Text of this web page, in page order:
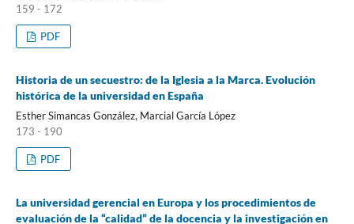
159 - 172
PDF
Historia de un secuestro: de la Iglesia a la Marca. Evolución
histórica de la universidad en España
Esther Simancas González, Marcial García López
173 - 190
PDF
La universidad gerencial en Europa y los procedimientos de
evaluación de la “calidad” de la docencia y la investigación en